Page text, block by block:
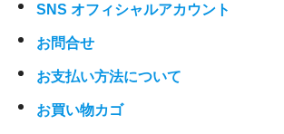
SNS オフィシャルアカウント
お問合せ
お支払い方法について
お買い物カゴ